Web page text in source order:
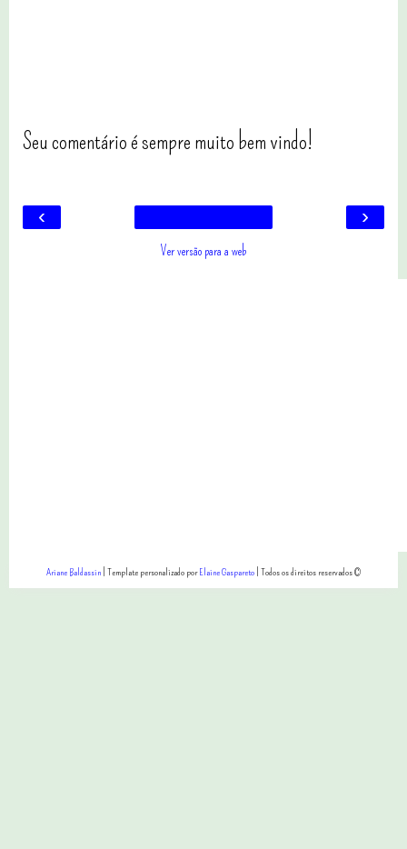
Seu comentário é sempre muito bem vindo!
‹ ›
Ver versão para a web
Ariane Baldassin| Template personalizado porElaine Gaspareto| Todos os direitos reservados ©